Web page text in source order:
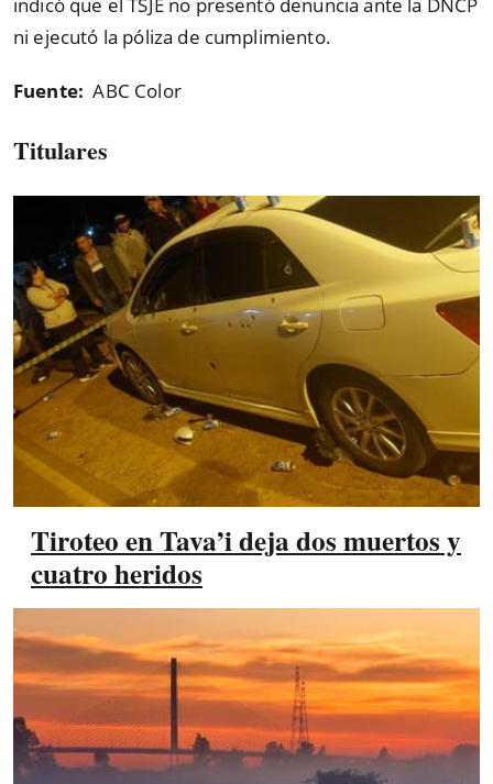
indicó que el TSJE no presentó denuncia ante la DNCP
ni ejecutó la póliza de cumplimiento.
Fuente:ABC Color
Titulares
Tiroteo en Tava’i deja dos muertos y
cuatro heridos